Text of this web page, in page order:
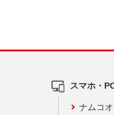
スマホ・
ナムコ